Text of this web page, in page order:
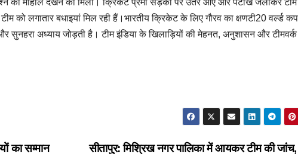
का माहौल देखने को मिला। क्रिकेट प्रेमी सड़कों पर उतर आए और पटाखे जलाकर टीम
को लगातार बधाइयां मिल रही हैं।भारतीय क्रिकेट के लिए गौरव का क्षणटी20 वर्ल्ड कप
सुनहरा अध्याय जोड़ती है। टीम इंडिया के खिलाड़ियों की मेहनत, अनुशासन और
सीतापुर: मिश्रिख नगर पालिका में आयकर टीम की
का सम्मान